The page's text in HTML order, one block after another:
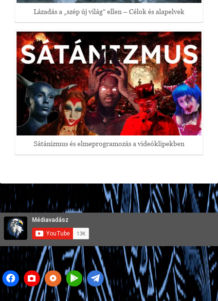
Lázadás a „szép új világ” ellen – Célok és alapelvek
Sátánizmus és elmeprogramozás a videóklipekben